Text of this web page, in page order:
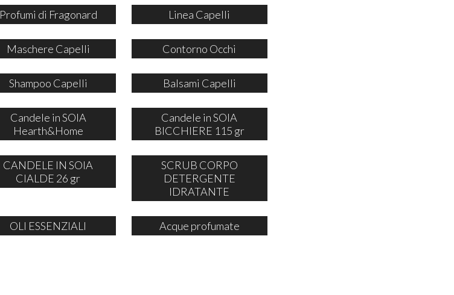
Profumi di Fragonard Linea Capelli
Maschere Capelli Contorno Occhi
Shampoo Capelli Balsami Capelli
Candele in SOIA
Hearth&Home
Candele in SOIA
BICCHIERE 115 gr
CANDELE IN SOIA
CIALDE 26 gr
SCRUB CORPO
DETERGENTE
IDRATANTE
OLI ESSENZIALI Acque profumate